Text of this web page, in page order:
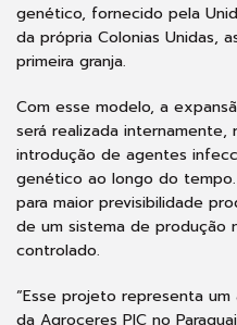
genético, fornecido pela
da própria Colonias Unidas,
primeira granja.
Com esse modelo, a
será realizada
introdução de agentes
genético ao longo do
para maior previsibilidade
de um sistema de produção
controlado.
“Esse projeto representa
da Agroceres PIC no